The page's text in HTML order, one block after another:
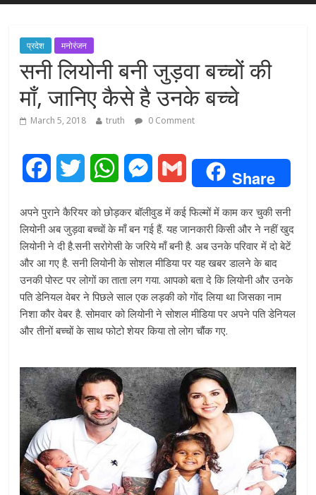
प्रदेश मनोरंजन
सनी लियोनी बनी जुड़वा बच्चों की
माँ, जानिए कैसे है उनके बच्चे
March 5, 2018 truth 0 Comment
c
e
b
o
o
k
i
t
t
e
r
W
a
t
s
A
p
p
M
s
s
e
n
g
e
r
a
i
l
Share
अपने पुराने कैरियर को छोड़कर बॉलीवुड में कई फिल्मों में काम कर चुकी सनी
लियोनी अब जुड़वा बच्चों के माँ बन गई हैं. यह जानकारी किसी और ने नहीं खुद
लियोनी ने दी है.सनी सरोगेसी के जरिये माँ बनी है. अब उनके परिवार में दो बेटें
और आ गए है. सनी लियोनी के सोशल मीडिया पर यह खबर डालने के बाद
उनकी पोस्ट पर लोगों का ताता लग गया. आपको बता दे कि लियोनी और उनके
पति डेनियल वेबर ने पिछले साल एक लड़की को गोंद लिया था जिसका नाम
निशा कौर वेबर है. सोमवार को लियोनी ने सोशल मीडिया पर अपने पति डेनियल
और तीनों बच्चों के साथ फोटो शेयर किया तो लोग चौंक गए.